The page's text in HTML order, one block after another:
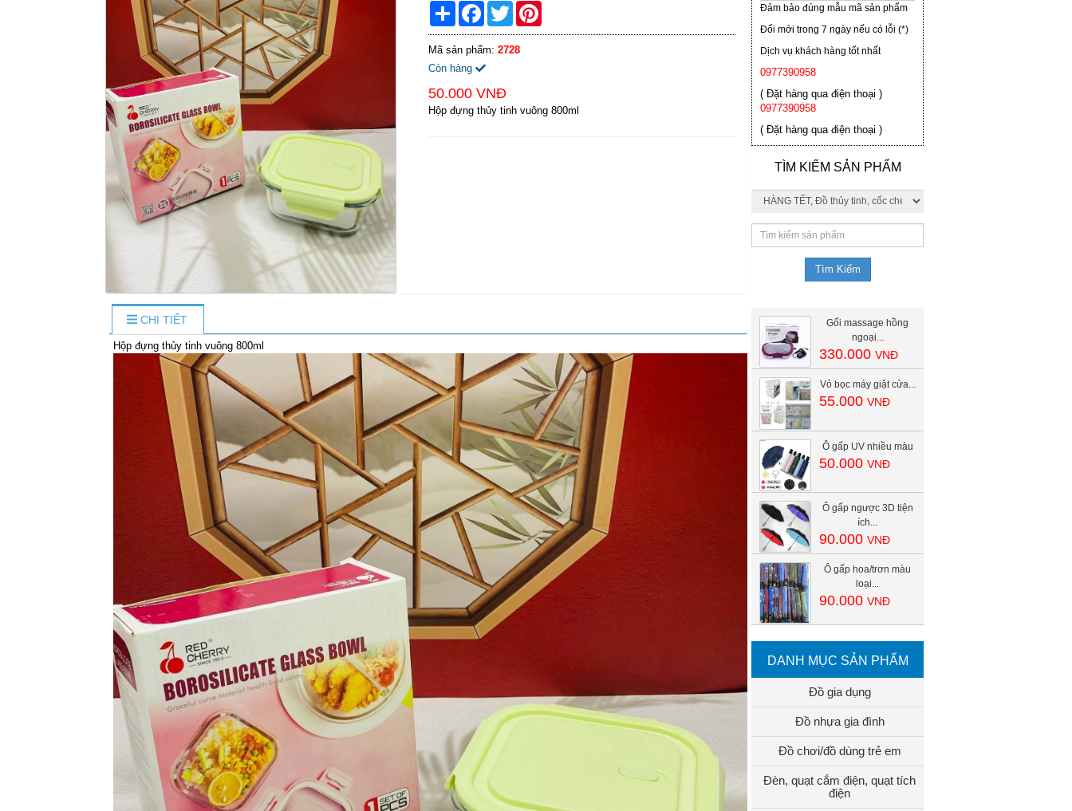
Share FacebookTwitter
Mã sản phẩm: 2728
Còn hàng
50.000 VNĐ
Hộp đựng thủy tinh vuông 800ml
CHI TIẾT
Hộp đựng thủy tinh vuông 800ml
Đảm bảo đúng mẫu mã sản phẩm
Đổi mới trong 7 ngày nếu có lỗi (*)
Dịch vụ khách hàng tốt nhất
0977390958
( Đặt hàng qua điện thoại )
0977390958
( Đặt hàng qua điện thoại )
TÌM KIẾM SẢN PHẨM
Gối massage hồng
ngoại...
330.000VNĐ
Vỏ bọc máy giặt cửa...
55.000VNĐ
Ô gấp UV nhiều màu
50.000VNĐ
Ô gấp ngược 3D tiện
ích...
90.000VNĐ
Ô gấp hoa/trơn màu
loại...
90.000VNĐ
DANH MỤC SẢN PHẨM
Đồ gia dụng
Đồ nhựa gia đình
Đồ chơi/đồ dùng trẻ em
Đèn, quạt cắm điện, quạt tích
điện